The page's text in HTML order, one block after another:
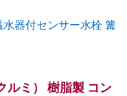
水器付センサー水栓 篝
ルミ） 樹脂製 コン